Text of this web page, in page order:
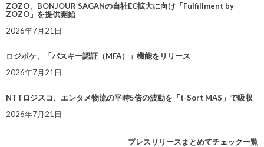
ZOZO、BONJOUR SAGANの自社EC拡大に向け「Fulfillment by
ZOZO」を提供開始
2026年7月21日
ロジポケ、「パスキー認証（MFA）」機能をリリース
2026年7月21日
NTTロジスコ、エンタメ物流の平時5倍の波動を「t-Sort MAS」で吸収
2026年7月21日
プレスリリースまとめてチェック一覧